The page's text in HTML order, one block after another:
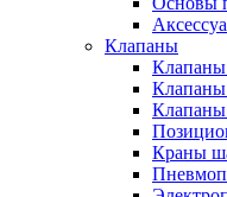
Клапаны
Клапаны
Краны